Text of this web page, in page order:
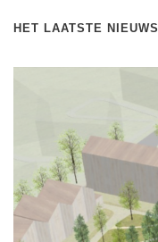
HET LAATSTE NIEUWS